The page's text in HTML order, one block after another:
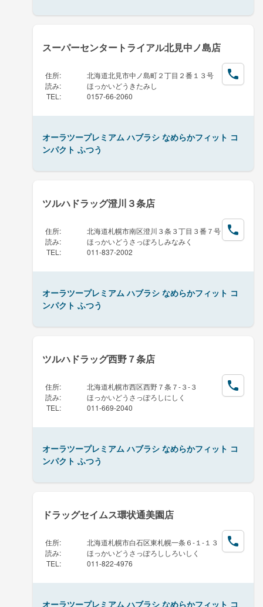
スーパーセンタートライアル北見中ノ島店
住所:
北海道北見市中ノ島町２丁目２番１３号
読み:
ほっかいどうきたみし
TEL : 0157-66-2060
オーラツープレミアム ハブラシ なめらかフィット コ
ンパクト ふつう
ツルハドラッグ澄川３条店
住所:
北海道札幌市南区澄川３条３丁目３番７号
読み:
ほっかいどうさっぽろしみなみく
TEL : 011-837-2002
オーラツープレミアム ハブラシ なめらかフィット コ
ンパクト ふつう
ツルハドラッグ西野７条店
住所:
北海道札幌市西区西野７条７-３-３
読み:
ほっかいどうさっぽろしにしく
TEL : 011-669-2040
オーラツープレミアム ハブラシ なめらかフィット コ
ンパクト ふつう
ドラッグセイムス環状通美園店
住所:
北海道札幌市白石区東札幌一条６-１-１３
読み:
ほっかいどうさっぽろししろいしく
TEL : 011-822-4976
オーラツープレミアム ハブラシ なめらかフィット コ